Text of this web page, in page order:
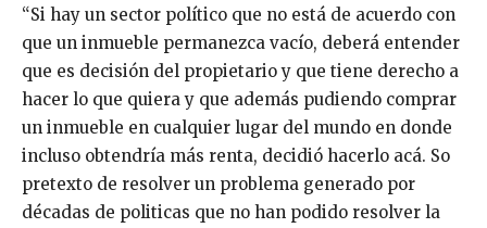
“Si hay un sector político que no está de acuerdo con
que un inmueble permanezca vacío, deberá entender
que es decisión del propietario y que tiene derecho a
hacer lo que quiera y que además pudiendo comprar
un inmueble en cualquier lugar del mundo en donde
incluso obtendría más renta, decidió hacerlo acá. So
pretexto de resolver un problema generado por
décadas de politicas que no han podido resolver la